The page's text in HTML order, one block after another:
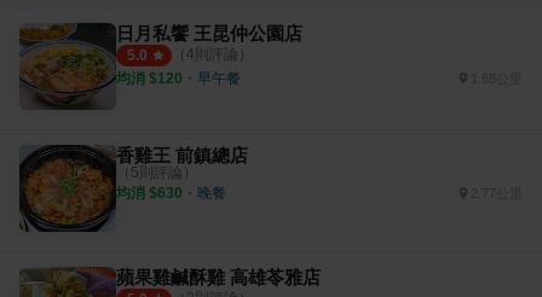
日月私饗 王昆仲公園店
5.0 （ 4則評論）
均消 $120 ・ 早午餐
香雞王 前鎮總店
（ 5則評論）
均消 $630 ・ 晚餐
蘋果雞鹹酥雞 高雄苓雅店